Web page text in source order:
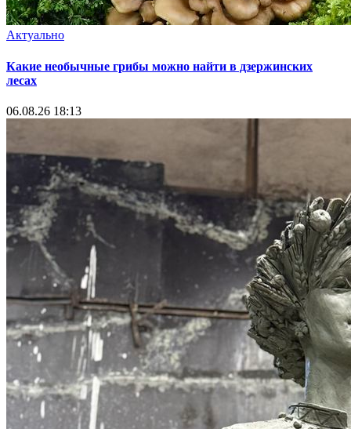
Актуально
Какие необычные грибы можно найти в дзержинских
лесах
06.08.26 18:13